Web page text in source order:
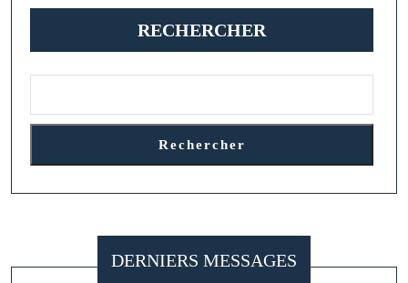
RECHERCHER
Rechercher
DERNIERS MESSAGES